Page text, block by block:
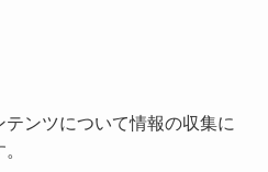
ンツについて情報の収集に